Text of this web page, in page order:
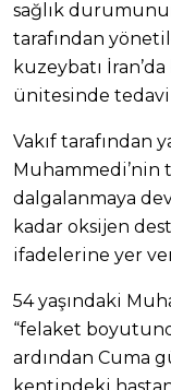
sağlık
tarafından
kuzeybatı
ünitesinde
Vakıf tarafından
Muhammedi’nin
dalgalanmaya
kadar oksijen
ifadelerine yer
54 yaşındaki
“felaket
ardından Cuma